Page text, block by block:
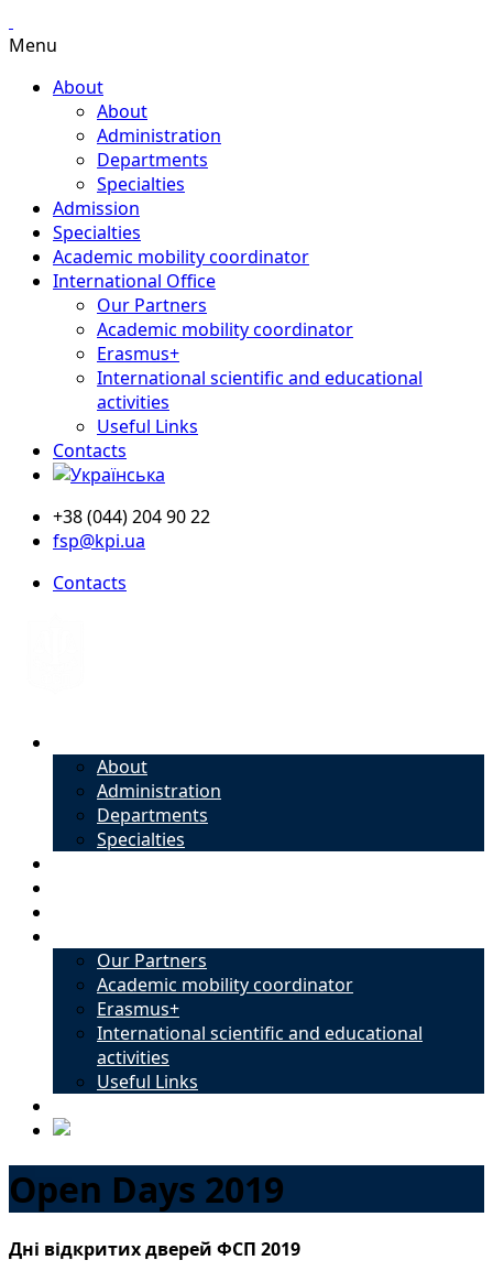
Menu
About
About
Administration
Departments
Specialties
Admission
Specialties
Academic mobility coordinator
International Office
Our Partners
Academic mobility coordinator
Erasmus+
International scientific and educational
activities
Useful Links
Contacts
+38 (044) 204 90 22
fsp@kpi.ua
Contacts
About
Administration
Departments
Specialties
Our Partners
Academic mobility coordinator
Erasmus+
International scientific and educational
activities
Useful Links
Open Days 2019
Дні відкритих дверей ФСП 2019